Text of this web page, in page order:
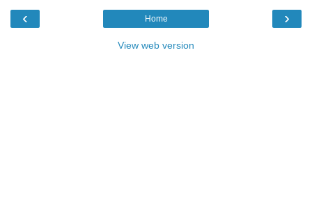
‹ ›
Home
View web version